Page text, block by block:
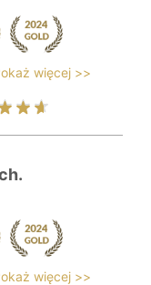
więcej >>
więcej >>